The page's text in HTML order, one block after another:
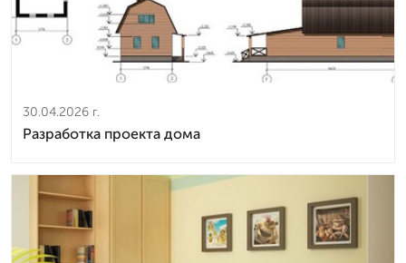
30.04.2026 г.
Разработка проекта дома